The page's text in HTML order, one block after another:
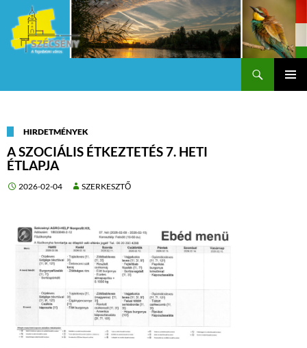
HIRDETMÉNYEK
A SZOCIÁLIS ÉTKEZTETÉS 7. HETI
ÉTLAPJA
2026-02-04 SZERKESZTŐ